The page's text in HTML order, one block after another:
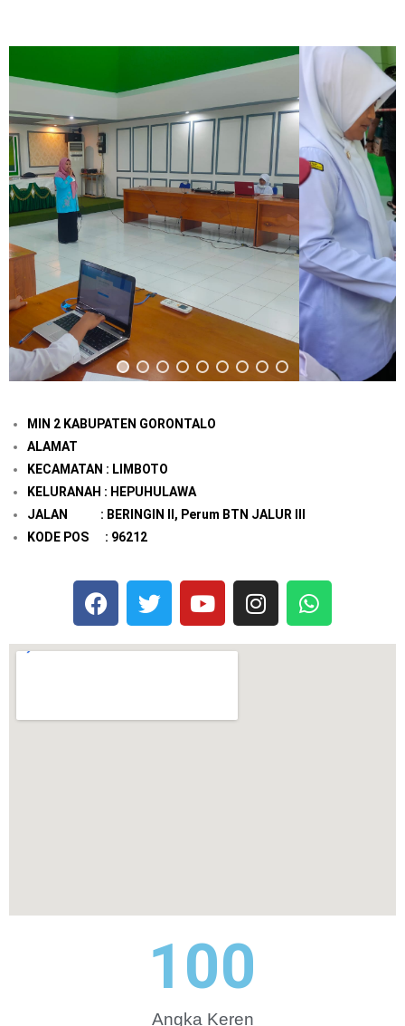
MIN 2 KABUPATEN GORONTALO
ALAMAT
KECAMATAN : LIMBOTO
KELURANAH : HEPUHULAWA
JALAN : BERINGIN II, Perum BTN JALUR III
KODE POS : 96212
Angka Keren
100